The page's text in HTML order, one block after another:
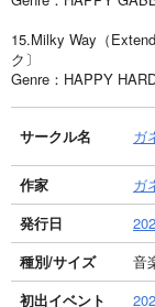
15.Milky Way（
ク〕
Genre：HAPPY
サークル名 ガ
作家
ガ
発行日
種別/サイズ
音
初出イベント